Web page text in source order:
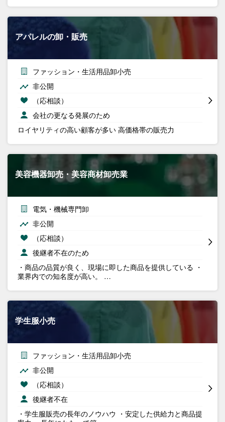
アパレルの卸・販売
ファッション・生活用品卸小売
非公開
（応相談）
会社の更なる発展のため
ロイヤリティの高い顧客が多い 高価格帯の販売力
美容機器卸売・美容商材卸売業
電気・機械専門卸
非公開
（応相談）
後継者不在のため
・商品の品質が良く、現場に即した商品を提供している ・
業界内での知名度が高い。 …
学生服小売
ファッション・生活用品卸小売
非公開
（応相談）
後継者不在
・学生服販売の長年のノウハウ ・安定した供給力と商品提